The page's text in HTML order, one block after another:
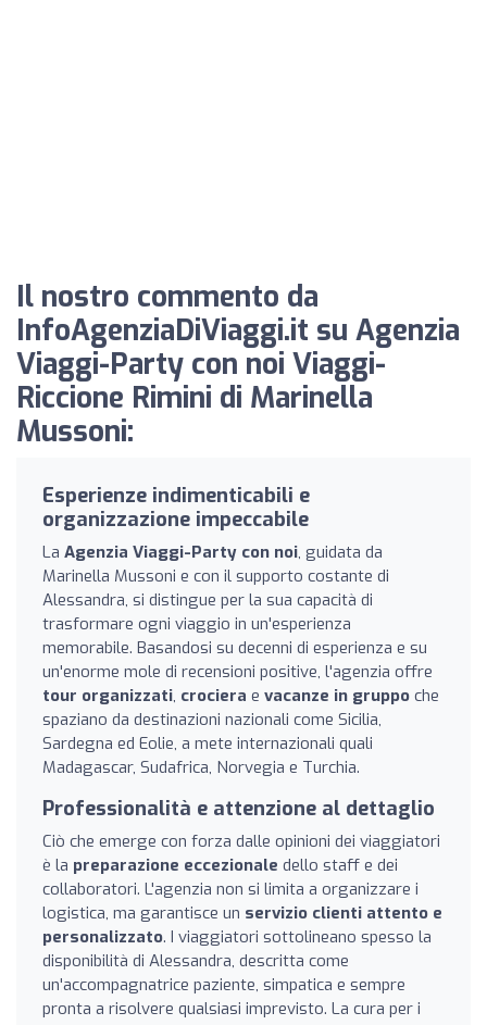
Il nostro commento da
InfoAgenziaDiViaggi.it su Agenzia
Viaggi-Party con noi Viaggi-
Riccione Rimini di Marinella
Mussoni:
Esperienze indimenticabili e
organizzazione impeccabile
La Agenzia Viaggi-Party con noi, guidata da
Marinella Mussoni e con il supporto costante di
Alessandra, si distingue per la sua capacità di
trasformare ogni viaggio in un'esperienza
memorabile. Basandosi su decenni di esperienza e su
un'enorme mole di recensioni positive, l'agenzia offre
tour organizzati, crociera e vacanze in gruppo che
spaziano da destinazioni nazionali come Sicilia,
Sardegna ed Eolie, a mete internazionali quali
Madagascar, Sudafrica, Norvegia e Turchia.
Professionalità e attenzione al dettaglio
Ciò che emerge con forza dalle opinioni dei viaggiatori
è la preparazione eccezionale dello staff e dei
collaboratori. L'agenzia non si limita a organizzare i
logistica, ma garantisce un servizio clienti attento e
personalizzato. I viaggiatori sottolineano spesso la
disponibilità di Alessandra, descritta come
un'accompagnatrice paziente, simpatica e sempre
pronta a risolvere qualsiasi imprevisto. La cura per i